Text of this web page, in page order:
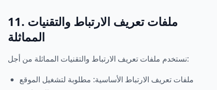
11. ملفات تعريف الارتباط والتقنيات
المماثلة
نستخدم ملفات تعريف الارتباط والتقنيات المماثلة من أجل:
ملفات تعريف الارتباط الأساسية: مطلوبة لتشغيل الموقع